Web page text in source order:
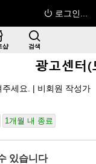
로그인...
샵 검색
세요. | 비회원 작성가
1개월 내 종료
있습니다
5
5